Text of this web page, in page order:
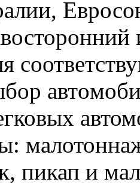
пикап и